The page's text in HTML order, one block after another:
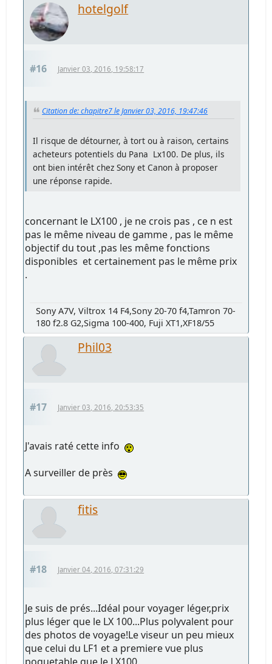
hotelgolf
#16 Janvier 03, 2016, 19:58:17
Citation de: chapitre7 le Janvier 03, 2016, 19:47:46
Il risque de détourner, à tort ou à raison, certains
acheteurs potentiels du Pana Lx100. De plus, ils
ont bien intérêt chez Sony et Canon à proposer
une réponse rapide.
concernant le LX100 , je ne crois pas , ce n est
pas le même niveau de gamme , pas le même
objectif du tout ,pas les même fonctions
disponibles et certainement pas le même prix
.
Sony A7V, Viltrox 14 F4,Sony 20-70 f4,Tamron 70-
180 f2.8 G2,Sigma 100-400, Fuji XT1,XF18/55
Phil03
#17 Janvier 03, 2016, 20:53:35
J'avais raté cette info
A surveiller de près
fitis
#18 Janvier 04, 2016, 07:31:29
Je suis de prés...Idéal pour voyager léger,prix
plus léger que le LX 100...Plus polyvalent pour
des photos de voyage!Le viseur un peu mieux
que celui du LF1 et a premiere vue plus